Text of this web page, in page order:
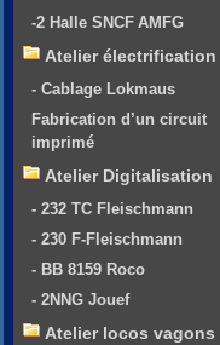
-2 Halle SNCF AMFG
Atelier électrification
- Cablage Lokmaus
Fabrication d’un circuit
imprimé
Atelier Digitalisation
- 232 TC Fleischmann
- 230 F-Fleischmann
- BB 8159 Roco
- 2NNG Jouef
Atelier locos vagons